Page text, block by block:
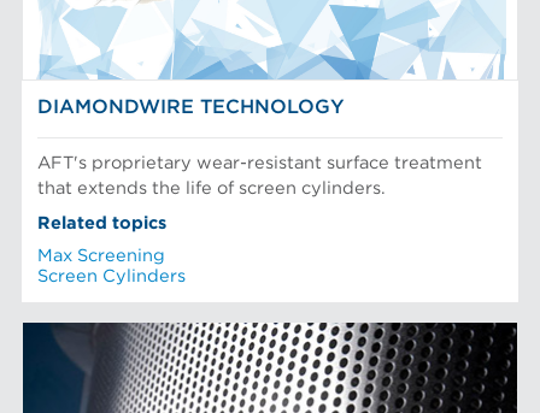
DIAMONDWIRE TECHNOLOGY
AFT's proprietary wear-resistant surface treatment
that extends the life of screen cylinders.
Related topics
Max Screening
Screen Cylinders